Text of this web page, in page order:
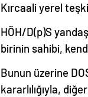
Kırcaali yerel
HÖH/D(p)S
birinin sahibi,
Bunun üzerine
kararlılığıyla,